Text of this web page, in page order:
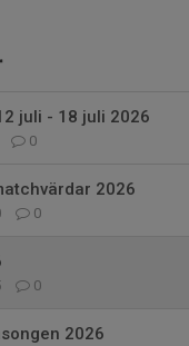
juli - 18 juli 2026
0
2026
0
0
2026